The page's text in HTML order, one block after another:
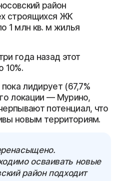
район
строящихся ЖК
1 млн кв. м жилья
года назад этот
10%.
лидирует (67,7%
локации — Мурино,
потенциал, что
новым территориям.
осваивать новые
район подходит